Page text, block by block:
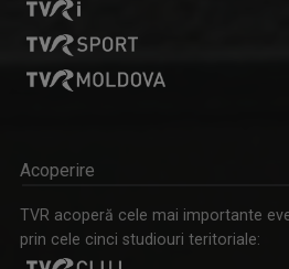
Acoperire
TVR acoperă cele mai importante
prin cele cinci studiouri teritoriale: